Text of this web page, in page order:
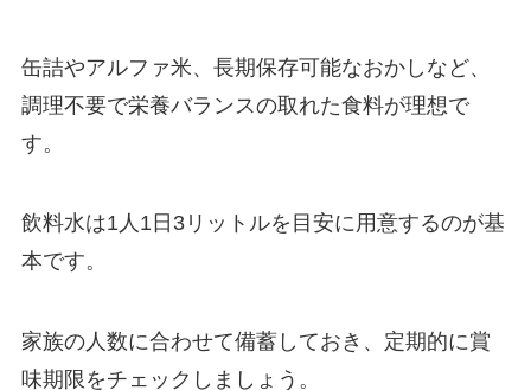
缶詰やアルファ米、長期保存可能なおかしなど、
調理不要で栄養バランスの取れた食料が理想で
す。
飲料水は1人1日3リットルを目安に用意するのが基
本です。
家族の人数に合わせて備蓄しておき、定期的に賞
味期限をチェックしましょう。